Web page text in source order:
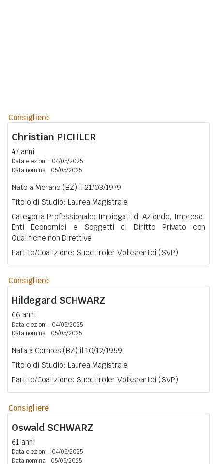
Consigliere
Christian PICHLER
47 anni
Data elezioni:
04/05/2025
Data nomina:
05/05/2025
Nato a Merano (BZ) il 21/03/1979
Titolo di Studio: Laurea Magistrale
Categoria Professionale: Impiegati di Aziende, Imprese,
Enti Economici e Soggetti di Diritto Privato con
Qualifiche non Direttive
Partito/Coalizione: Suedtiroler Volkspartei (SVP)
Consigliere
Hildegard SCHWARZ
66 anni
Data elezioni:
04/05/2025
Data nomina:
05/05/2025
Nata a Cermes (BZ) il 10/12/1959
Titolo di Studio: Laurea Magistrale
Partito/Coalizione: Suedtiroler Volkspartei (SVP)
Consigliere
Oswald SCHWARZ
61 anni
Data elezioni:
04/05/2025
Data nomina:
05/05/2025